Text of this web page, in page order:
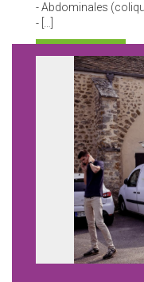
- Abdominales
- […]